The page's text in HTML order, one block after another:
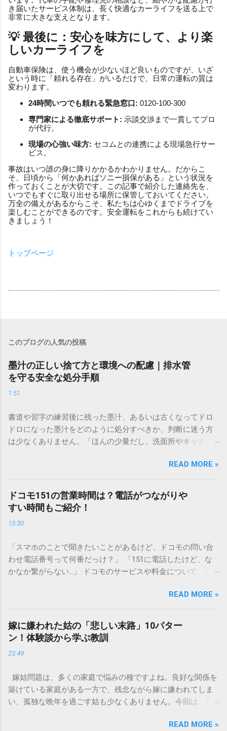
き届いたサービス体制は、長く快適なカーライフを送る上で
非常に大きな支えとなります。
💡 最後に：安心を味方にして、より楽
しいカーライフを
自動車保険は、使う機会が少ないほど良いものですが、いざ
という時に「頼れる存在」がいるだけで、日常の運転の質は
変わります。
24時間いつでも頼れる緊急窓口: 0120-100-300
専門家による徹底サポート: 示談交渉まで一貫してプロ
が代行。
現場の心強い味方: セコムとの連携による現場急行サー
ビス。
事故はいつ誰の身に降りかかるかわかりません。だからこ
そ、日頃から「何かあればソニー損保がある」という状況を
作っておくことが大切です。この記事で紹介した連絡先を、
いつでもすぐに取り出せる場所に保管しておいてください。
万全の備えがあるからこそ、私たちは心ゆくまでドライブを
楽しむことができるのです。安全運転をこれからも続けてい
きましょう！
トップページ
このブログの人気の投稿
墨汁の正しい捨て方と環境への配慮｜排水管
を守る安全な処分手順
1:51
書道や習字の練習後に残った墨汁、あるいは古くなってドロ
ドロになった墨汁をどのように処分すべきか、判断に迷う方
は少なくありません。「ほんの少量だし、洗面所やキッチン
と、実は予期せぬトラブルを招く原因となります。 墨汁は、
一般的な生活排水とは性質が大きく異なります。そのまま排
水口へ流すことは環境負荷だけでなく、ご自宅の排水設備を
傷める可能性も高いため、非常に危険です。この記事では、
墨汁を安全かつ環境に優しい方法で処分するための手順と、
容器を適切に分別する方法を徹底解説します。 墨汁を「排水
す）」と「膠（にかわ）」、そして水です。これらは非常に
微細かつ独特の粘性を持っているため、下水処理や配管維持
の観点から以下の問題が発生します。 1. 環境への深刻な負荷
施設であっても、これらの微粒子を完全に分解・除去するこ
とは容易ではありません。大量に流し続けると河川や海まで
到達し、水質の濁りや生態系へ悪影響を及ぼすリスクがあり
ます。 2. 排水管の詰まりと劣化 墨汁の粘度を保っている「膠
め、深刻な詰まりを引き起こします。特に築年数が経過した
住宅では配管トラブルが起きやすく、修理費用が高額になる
ケースも珍しくありません。 3. 頑固なシミと汚れの沈着 陶器
やホーロー製のシンクに墨汁が付着すると、細かい粒子が素
材の隙間に入り込み、取れない黒ずみとなります。一度素材
READ MORE »
ドコモ151の営業時間は？電話がつながりや
すい時間もご紹介！
15:30
「スマホのことで聞きたいことがあるけど、ドコモの問い合
わせ電話番号って何番だっけ？」 「151に電話したけど、な
かなか繋がらない…」 ドコモのサービスや料金について、疑
ンフォメーションセンター」の専用電話番号「151」ですよ
ね。 でも、「 ドコモ151は何時まで 営業しているの？」「
151は何時から 受付可能なの？」と営業時間がわからず、な
かなか電話ができない方もいるかもしれません。 この記事で
は、ドコモ151の営業時間や、電話が繋がりやすい時間帯、さ
らには電話がつながらない時の対処法をわかりやすく解説し
言うと、ドコモのインフォメーションセンター「151」の受付
時間は、 午前9時から午後8時まで です。 年中無休で、土日
祝日も営業しています。「 151 営業時間 」を気にする際、ま
READ MORE »
嫁に嫌われた姑の「悲しい末路」10パター
ン！体験談から学ぶ教訓
23:49
嫁姑問題は、多くの家庭で悩みの種ですよね。良好な関係を
築けている家庭がある一方で、残念ながら嫁に嫌われてしま
い、孤独な晩年を過ごす姑も少なくありません。今回は、嫁
を10パターンご紹介します。実体験に基づいたエピソードも
READ MORE »